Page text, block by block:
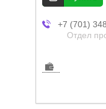
+7 (701)
Отдел